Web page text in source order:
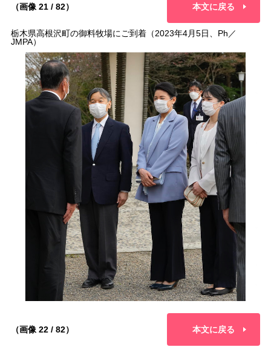
（画像 21 / 82） 本文に戻る
栃木県高根沢町の御料牧場にご到着（2023年4月5日、Ph／
JMPA）
（画像 22 / 82） 本文に戻る